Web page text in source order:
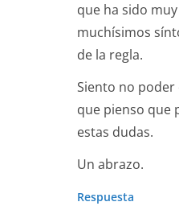
que ha sido
muchísimos
de la regla.
Siento no
que pienso que
estas dudas.
Un abrazo.
Respuesta